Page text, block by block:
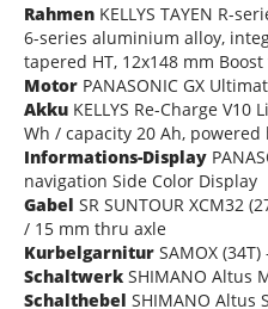
Rahmen KELLYS TAYEN R-
6-series aluminium alloy,
tapered HT, 12x148 mm
Motor PANASONIC GX
Akku KELLYS Re-Charge
Wh / capacity 20 Ah, powered
Informations-Display
navigation Side Color Display
Gabel SR SUNTOUR XCM32
/ 15 mm thru axle
Kurbelgarnitur SAMOX
Schaltwerk SHIMANO Altus
Schalthebel SHIMANO Altus